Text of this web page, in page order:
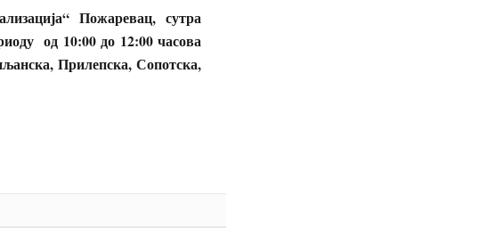
Пожаревац, сутра
од 10:00 до 12:00 часова
Прилепска, Сопотска,